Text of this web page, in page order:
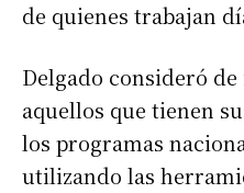
de quienes trabajan
Delgado consideró
aquellos que tienen
los programas
utilizando las